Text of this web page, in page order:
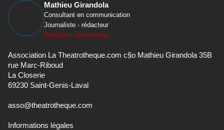
Mathieu Girandola
Consultant en communication
Journaliste - rédacteur
Rejoignez mon réseau
Association La Theatrotheque.com c§o Mathieu Girandola 35B
rue Marc-Riboud
La Closerie
69230 Saint-Genis-Laval
asso@theatrotheque.com
Informations légales